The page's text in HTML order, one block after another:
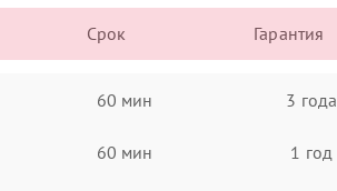
Срок Гарантия
60 мин 3 года
60 мин 1 год